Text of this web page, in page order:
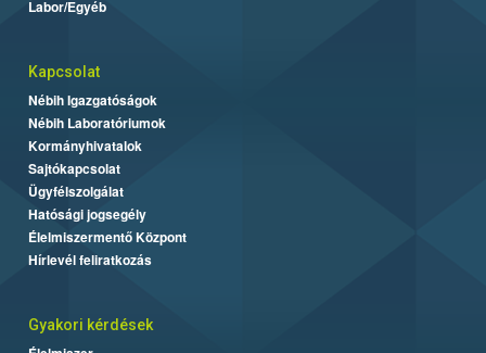
Labor/Egyéb
Kapcsolat
Nébih Igazgatóságok
Nébih Laboratóriumok
Kormányhivatalok
Sajtókapcsolat
Ügyfélszolgálat
Hatósági jogsegély
Élelmiszermentő Központ
Hírlevél feliratkozás
Gyakori kérdések